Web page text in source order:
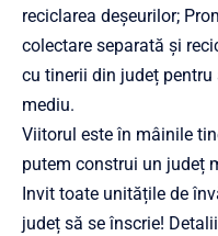
reciclarea deșeurilor;
colectare separată și
cu tinerii din județ
mediu.
Viitorul este în mâinile
putem construi un județ
Invit toate unitățile de
județ să se înscrie!